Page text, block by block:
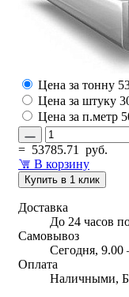
Цена за тонну
Цена за штуку
Цена за п.метр
= 53785.71
руб.
В корзину
Купить в 1 клик
Доставка
До 24 часов
Самовывоз
Сегодня,
Оплата
Наличными,